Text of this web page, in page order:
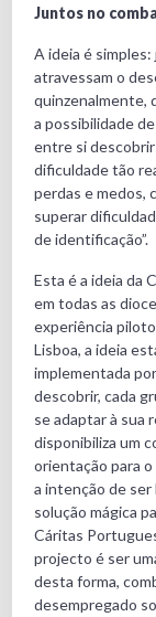
Juntos no
A ideia é
atravessam o
quinzenalmente,
a possibilidade
entre si
dificuldade tão
perdas e medos,
superar
de identificação”.
Esta é a ideia da
em todas as
experiência
Lisboa, a ideia
implementada
descobrir, cada
se adaptar à sua
disponibiliza um
orientação para
a intenção de ser
solução mágica
Cáritas
projecto é ser
desta forma,
desempregado